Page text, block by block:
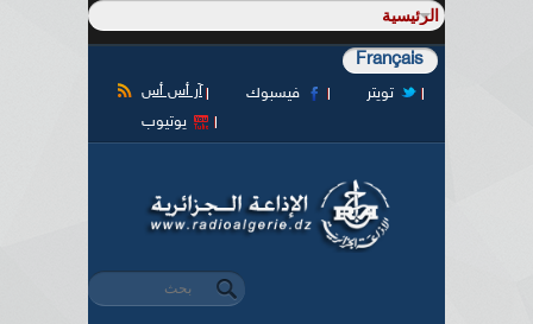
Français
آر أس أس فيسبوك
تويتر
يوتيوب
استمارة البحث
‏بحث ‏